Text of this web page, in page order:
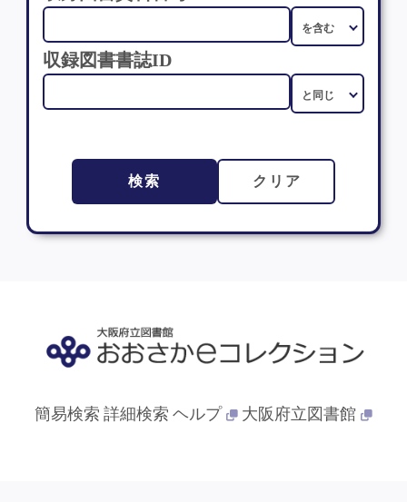
収録図書書誌ID
検索 クリア
簡易検索 詳細検索 ヘルプ 大阪府立図書館